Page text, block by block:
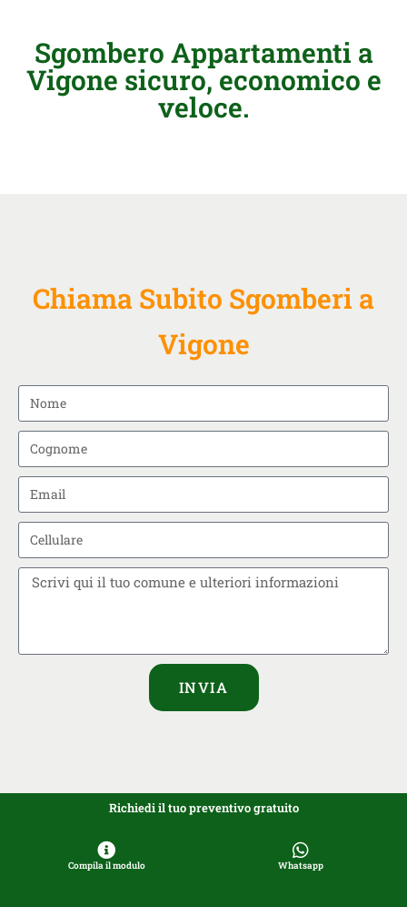
Sgombero Appartamenti a
Vigone sicuro, economico e
veloce.
Chiama Subito Sgomberi a
Vigone
INVIA
Richiedi il tuo preventivo gratuito
Compila il modulo Whatsapp